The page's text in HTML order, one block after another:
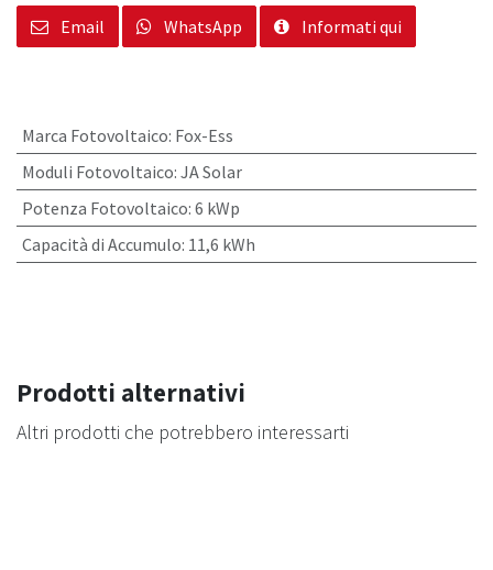
Email WhatsApp Informati qui
Marca Fotovoltaico: Fox-Ess
Moduli Fotovoltaico: JA Solar
Potenza Fotovoltaico: 6 kWp
Capacità di Accumulo: 11,6 kWh
Prodotti alternativi
Altri prodotti che potrebbero interessarti